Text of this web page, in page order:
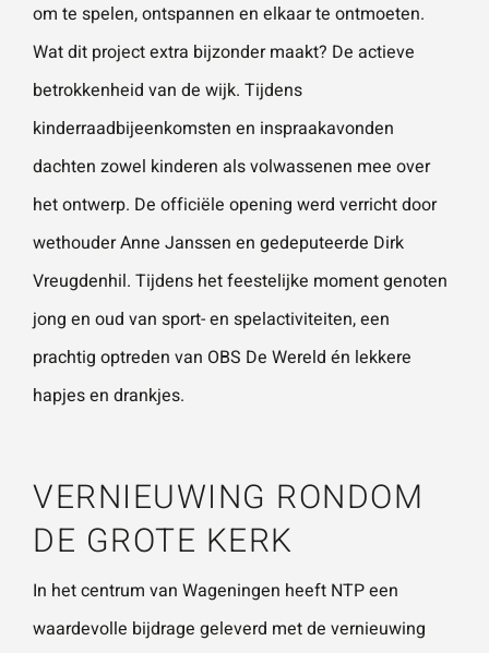
om te spelen, ontspannen en elkaar te ontmoeten.
Wat dit project extra bijzonder maakt? De actieve
betrokkenheid van de wijk. Tijdens
kinderraadbijeenkomsten en inspraakavonden
dachten zowel kinderen als volwassenen mee over
het ontwerp. De officiële opening werd verricht door
wethouder Anne Janssen en gedeputeerde Dirk
Vreugdenhil. Tijdens het feestelijke moment genoten
jong en oud van sport- en spelactiviteiten, een
prachtig optreden van OBS De Wereld én lekkere
hapjes en drankjes.
VERNIEUWING RONDOM
DE GROTE KERK
In het centrum van Wageningen heeft NTP een
waardevolle bijdrage geleverd met de vernieuwing